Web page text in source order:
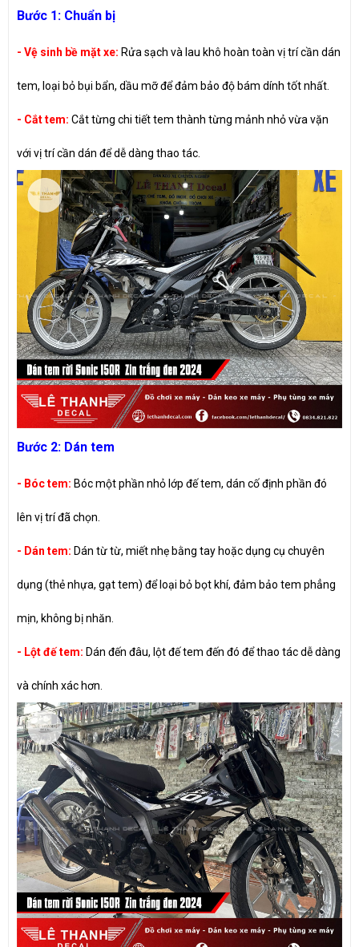
Bước 1: Chuẩn bị
- Vệ sinh bề mặt xe: Rửa sạch và lau khô hoàn toàn vị trí cần dán
tem, loại bỏ bụi bẩn, dầu mỡ để đảm bảo độ bám dính tốt nhất.
- Cắt tem: Cắt từng chi tiết tem thành từng mảnh nhỏ vừa vặn
với vị trí cần dán để dễ dàng thao tác.
Bước 2: Dán tem
- Bóc tem: Bóc một phần nhỏ lớp đế tem, dán cố định phần đó
lên vị trí đã chọn.
- Dán tem: Dán từ từ, miết nhẹ bằng tay hoặc dụng cụ chuyên
dụng (thẻ nhựa, gạt tem) để loại bỏ bọt khí, đảm bảo tem phẳng
mịn, không bị nhăn.
- Lột đế tem: Dán đến đâu, lột đế tem đến đó để thao tác dễ dàng
và chính xác hơn.